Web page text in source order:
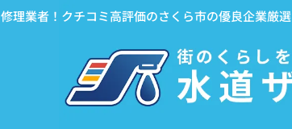
理業者！クチコミ高評価のさくら市の優良企業厳選